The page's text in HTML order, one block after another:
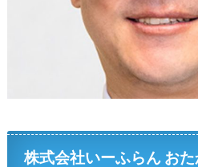
株式会社いーふらん お